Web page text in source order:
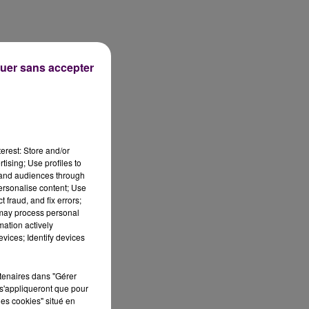
Store and/or
Use profiles to
audiences through
content; Use
fraud, and fix errors;
process personal
actively
Identify devices
dans "Gérer
que pour
cookies" situé en
sans accepter